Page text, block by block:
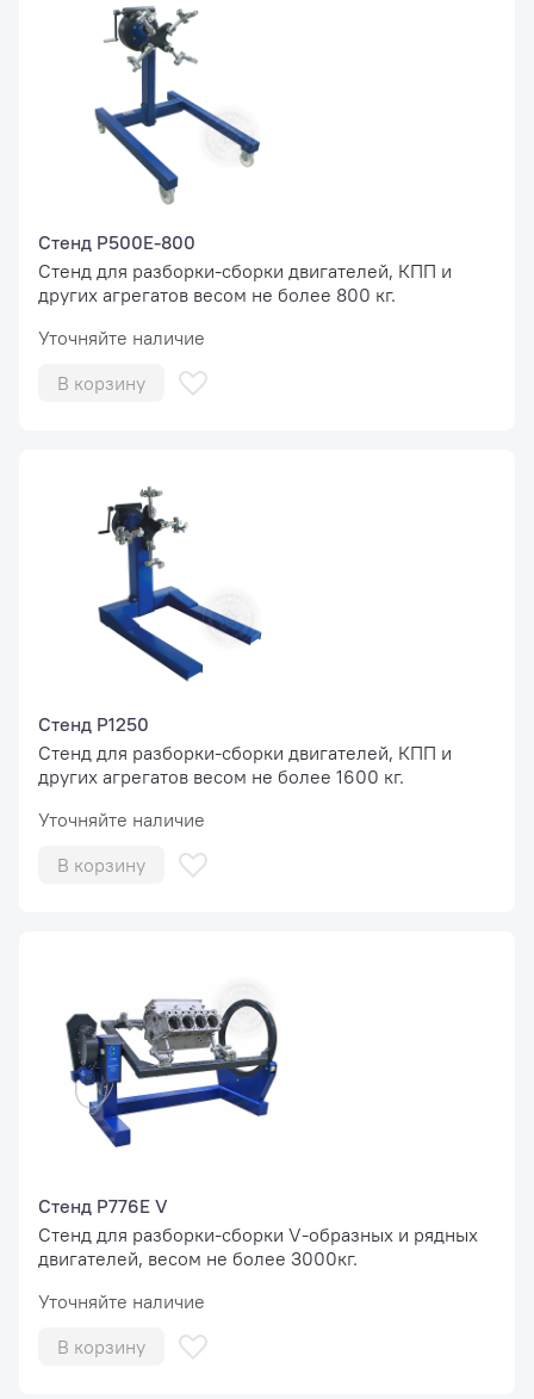
Стенд Р500Е-800
Стенд для разборки-сборки двигателей, КПП и
других агрегатов весом не более 800 кг.
Уточняйте наличие
В корзину
Стенд Р1250
Стенд для разборки-сборки двигателей, КПП и
других агрегатов весом не более 1600 кг.
Уточняйте наличие
В корзину
Стенд Р776Е V
Стенд для разборки-сборки V-образных и рядных
двигателей, весом не более 3000кг.
Уточняйте наличие
В корзину